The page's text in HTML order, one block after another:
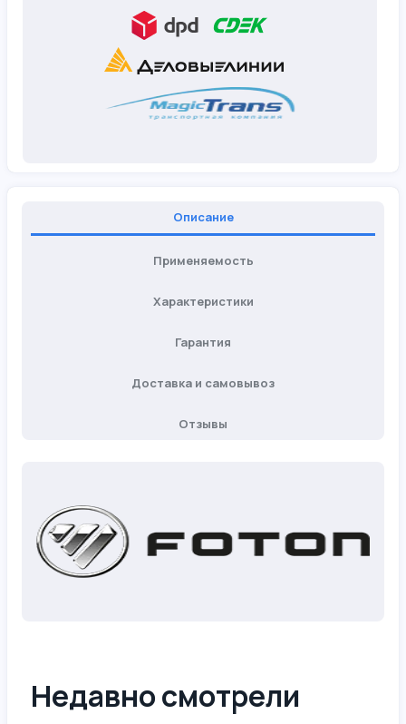
Описание
Применяемость
Характеристики
Гарантия
Доставка и самовывоз
Отзывы
Недавно смотрели